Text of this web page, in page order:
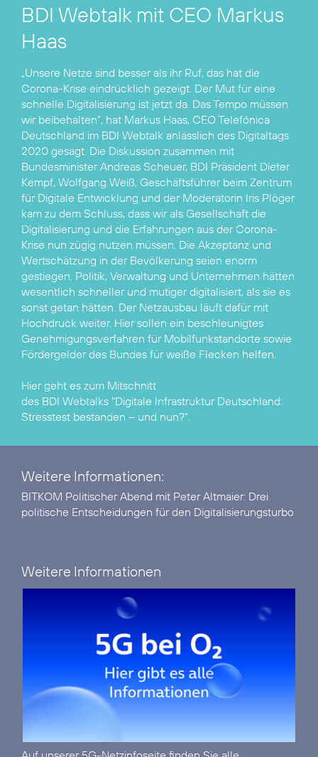
BDI Webtalk mit CEO Markus
Haas
„Unsere Netze sind besser als ihr Ruf, das hat die
Corona-Krise eindrücklich gezeigt. Der Mut für eine
schnelle Digitalisierung ist jetzt da. Das Tempo müssen
wir beibehalten“, hat Markus Haas, CEO Telefónica
Deutschland im BDI Webtalk anlässlich des Digitaltags
2020 gesagt. Die Diskussion zusammen mit
Bundesminister Andreas Scheuer, BDI Präsident Dieter
Kempf, Wolfgang Weiß, Geschäftsführer beim Zentrum
für Digitale Entwicklung und der Moderatorin Iris Plöger
kam zu dem Schluss, dass wir als Gesellschaft die
Digitalisierung und die Erfahrungen aus der Corona-
Krise nun zügig nutzen müssen. Die Akzeptanz und
Wertschätzung in der Bevölkerung seien enorm
gestiegen. Politik, Verwaltung und Unternehmen hätten
wesentlich schneller und mutiger digitalisiert, als sie es
sonst getan hätten. Der Netzausbau läuft dafür mit
Hochdruck weiter. Hier sollen ein beschleunigtes
Genehmigungsverfahren für Mobilfunkstandorte sowie
Fördergelder des Bundes für weiße Flecken helfen.
Hier geht es zum Mitschnitt
des BDI Webtalks "Digitale Infrastruktur Deutschland:
Stresstest bestanden – und nun?".
Weitere Informationen:
BITKOM Politischer Abend mit Peter Altmaier: Drei
politische Entscheidungen für den Digitalisierungsturbo
Weitere Informationen